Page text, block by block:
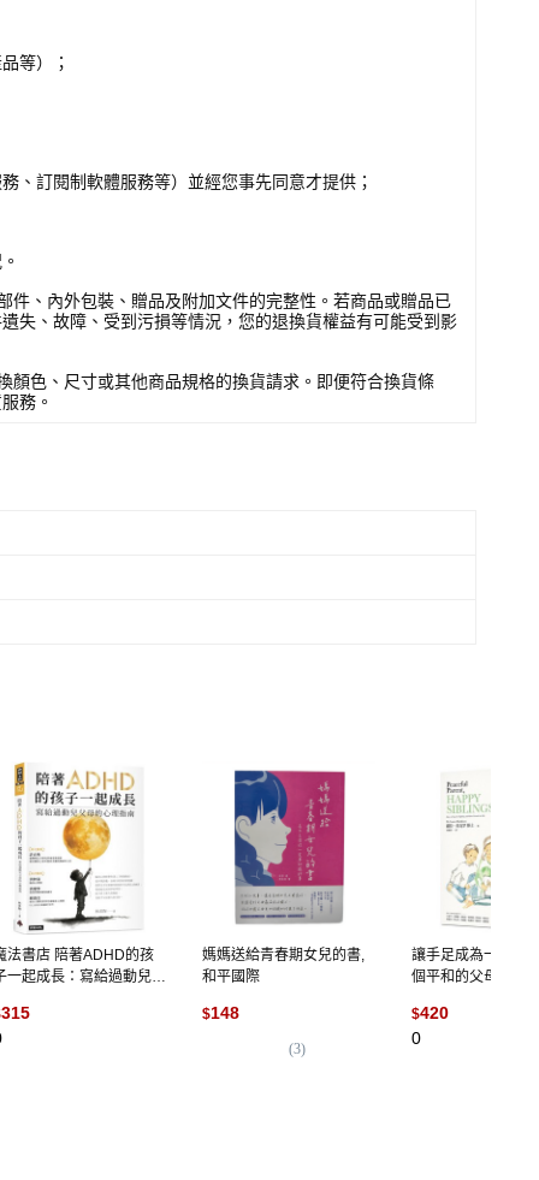
等）；
、訂閱制軟體服務等）並經您事先同意才提供；
、內外包裝、贈品及附加文件的完整性。若商品或贈品已
失、故障、受到污損等情況，您的退換貨權益有可能受到影
色、尺寸或其他商品規格的換貨請求。即便符合換貨條
務。
法書店 陪著ADHD的孩
一起成長：寫給過動兒父
導 實用教養策略, 詳見包
, 林希陶, 時報
315
媽媽送給青春期女兒的書,
和平國際
$148
(3)
讓手足成為一生的
個平和的父母 教出
部曲〕 心靈工坊
$420
0